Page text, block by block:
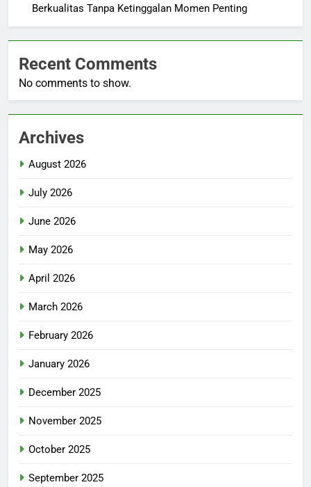
Berkualitas Tanpa Ketinggalan Momen Penting
Recent Comments
No comments to show.
Archives
August 2026
July 2026
June 2026
May 2026
April 2026
March 2026
February 2026
January 2026
December 2025
November 2025
October 2025
September 2025